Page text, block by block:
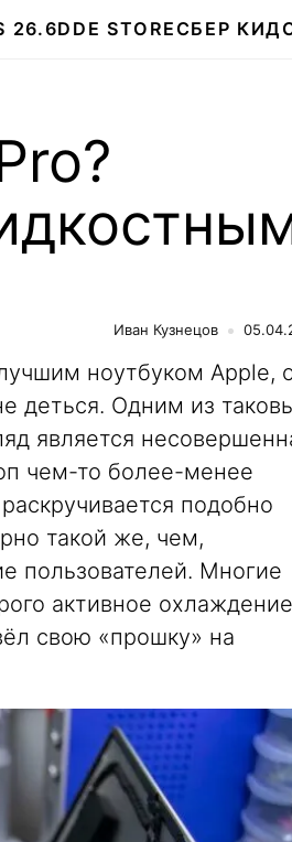
26.6DDE STORE СБЕР
Иван Кузнецов
ноутбуком Apple,
деться. Одним из
является
чем-то более-менее
подобно
такой же, чем,
пользователей. Многие
активное охлаждение
свою «прошку» на